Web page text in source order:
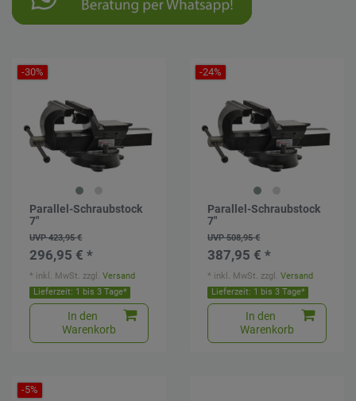
-30%
Parallel-Schraubstock
7"
UVP 423,95 €
296,95 € *
Lieferzeit: 1 bis 3 Tage*
In den
Warenkorb
* inkl. MwSt. zzgl.Versand
-24%
Parallel-Schraubstock
7"
UVP 508,95 €
387,95 € *
Lieferzeit: 1 bis 3 Tage*
In den
Warenkorb
* inkl. MwSt. zzgl.Versand
-5%